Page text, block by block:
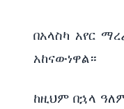
በአላስካ አየር
አከናውነዋል።
ከዚህም በኋላ